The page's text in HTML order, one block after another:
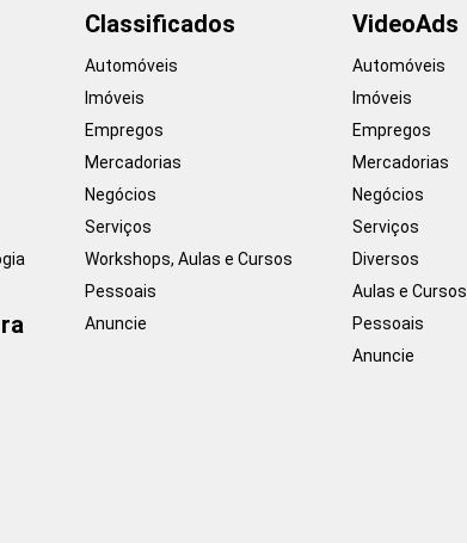
Classificados
Automóveis
Imóveis
Empregos
Mercadorias
Negócios
Serviços
Workshops, Aulas e Cursos
Pessoais
Anuncie
VideoAds
Automóveis
Imóveis
Empregos
Mercadorias
Negócios
Serviços
Diversos
Aulas e Cursos
Pessoais
Anuncie